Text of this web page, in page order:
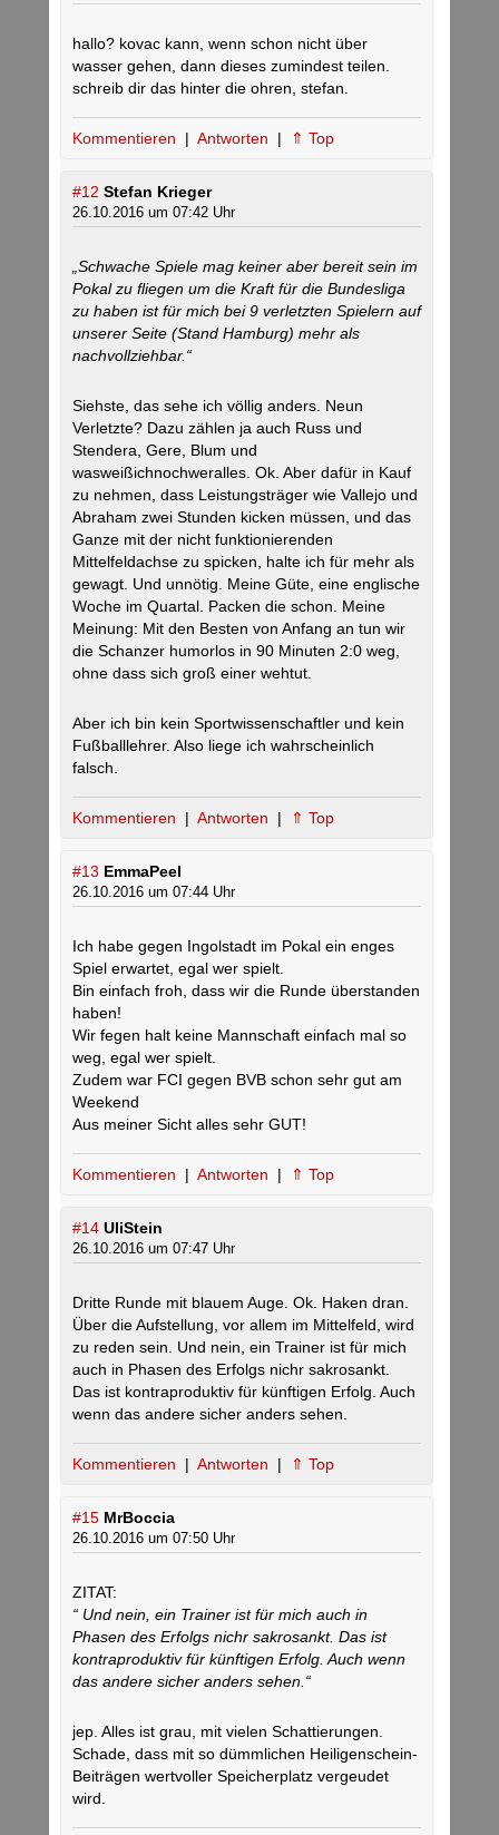
hallo? kovac kann, wenn schon nicht über
wasser gehen, dann dieses zumindest teilen.
schreib dir das hinter die ohren, stefan.
Kommentieren | Antworten | ⇑ Top
#12 Stefan Krieger
26.10.2016 um 07:42 Uhr
„Schwache Spiele mag keiner aber bereit sein im
Pokal zu fliegen um die Kraft für die Bundesliga
zu haben ist für mich bei 9 verletzten Spielern auf
unserer Seite (Stand Hamburg) mehr als
nachvollziehbar.“
Siehste, das sehe ich völlig anders. Neun
Verletzte? Dazu zählen ja auch Russ und
Stendera, Gere, Blum und
wasweißichnochweralles. Ok. Aber dafür in Kauf
zu nehmen, dass Leistungsträger wie Vallejo und
Abraham zwei Stunden kicken müssen, und das
Ganze mit der nicht funktionierenden
Mittelfeldachse zu spicken, halte ich für mehr als
gewagt. Und unnötig. Meine Güte, eine englische
Woche im Quartal. Packen die schon. Meine
Meinung: Mit den Besten von Anfang an tun wir
die Schanzer humorlos in 90 Minuten 2:0 weg,
ohne dass sich groß einer wehtut.
Aber ich bin kein Sportwissenschaftler und kein
Fußballlehrer. Also liege ich wahrscheinlich
falsch.
Kommentieren | Antworten | ⇑ Top
#13 EmmaPeel
26.10.2016 um 07:44 Uhr
Ich habe gegen Ingolstadt im Pokal ein enges
Spiel erwartet, egal wer spielt.
Bin einfach froh, dass wir die Runde überstanden
haben!
Wir fegen halt keine Mannschaft einfach mal so
weg, egal wer spielt.
Zudem war FCI gegen BVB schon sehr gut am
Weekend
Aus meiner Sicht alles sehr GUT!
Kommentieren | Antworten | ⇑ Top
#14 UliStein
26.10.2016 um 07:47 Uhr
Dritte Runde mit blauem Auge. Ok. Haken dran.
Über die Aufstellung, vor allem im Mittelfeld, wird
zu reden sein. Und nein, ein Trainer ist für mich
auch in Phasen des Erfolgs nichr sakrosankt.
Das ist kontraproduktiv für künftigen Erfolg. Auch
wenn das andere sicher anders sehen.
Kommentieren | Antworten | ⇑ Top
#15 MrBoccia
26.10.2016 um 07:50 Uhr
ZITAT:
“ Und nein, ein Trainer ist für mich auch in
Phasen des Erfolgs nichr sakrosankt. Das ist
kontraproduktiv für künftigen Erfolg. Auch wenn
das andere sicher anders sehen.“
jep. Alles ist grau, mit vielen Schattierungen.
Schade, dass mit so dümmlichen Heiligenschein-
Beiträgen wertvoller Speicherplatz vergeudet
wird.